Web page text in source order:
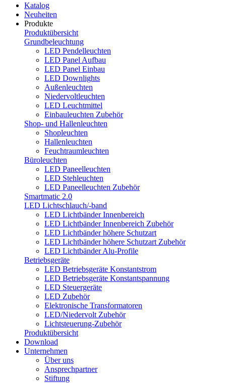
Katalog
Neuheiten
Produkte
Produktübersicht
Grundbeleuchtung
LED Pendelleuchten
LED Panel Aufbau
LED Panel Einbau
LED Downlights
Außenleuchten
Niedervoltleuchten
LED Leuchtmittel
Einbauleuchten Zubehör
Shop- und Hallenleuchten
Shopleuchten
Hallenleuchten
Feuchtraumleuchten
Büroleuchten
LED Paneelleuchten
LED Stehleuchten
LED Paneelleuchten Zubehör
Smartmatic 2.0
LED Lichtschlauch/-band
LED Lichtbänder Innenbereich
LED Lichtbänder Innenbereich Zubehör
LED Lichtbänder höhere Schutzart
LED Lichtbänder höhere Schutzart Zubehör
LED Lichtbänder Alu-Profile
Betriebsgeräte
LED Betriebsgeräte Konstantstrom
LED Betriebsgeräte Konstantspannung
LED Steuergeräte
LED Zubehör
Elektronische Transformatoren
LED/Niedervolt Zubehör
Lichtsteuerung-Zubehör
Produktübersicht
Download
Unternehmen
Über uns
Ansprechpartner
Stiftung